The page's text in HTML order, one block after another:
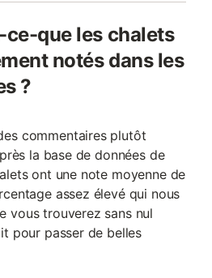
que les chalets
notés dans les
?
commentaires plutôt
la base de données de
ont une note moyenne de
assez élevé qui nous
vous trouverez sans nul
pour passer de belles